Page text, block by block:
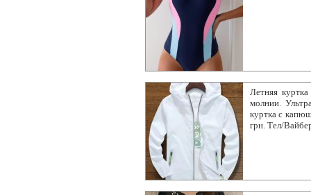
Летняя
молнии.
куртка с
грн. Тел/